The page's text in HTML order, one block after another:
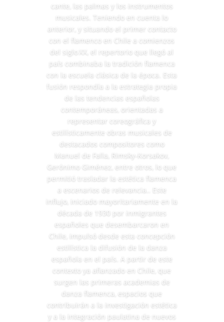
cante, las palmas y los instrumentos
musicales. Teniendo en cuenta lo
anterior, y situando el primer contacto
con el flamenco en Chile a comienzos
del siglo XX, el repertorio que llegó al
país combinaba la tradición flamenca
con la escuela clásica de la época. Esta
fusión respondía a la estrategia propia
de las tendencias españolas
contemporáneas, orientadas a
representar coreográfica y
estilísticamente obras musicales de
destacados compositores como
Manuel de Falla, Rimsky-Korsakov,
Gerónimo Giménez, entre otros, lo que
permitió trasladar la estética flamenca
a escenarios de relevancia.. Este
influjo, iniciado mayoritariamente en la
década de 1930 por inmigrantes
españoles que desembarcaron en
Chile, impulsó desde esta concepción
estilística la difusión de la danza
española en el país. A partir de este
contexto ya afianzado en Chile, que
surgen las primeras academias de
danza flamenca, espacios que
contribuirán a la investigación estética
y a la integración paulatina de nuevos